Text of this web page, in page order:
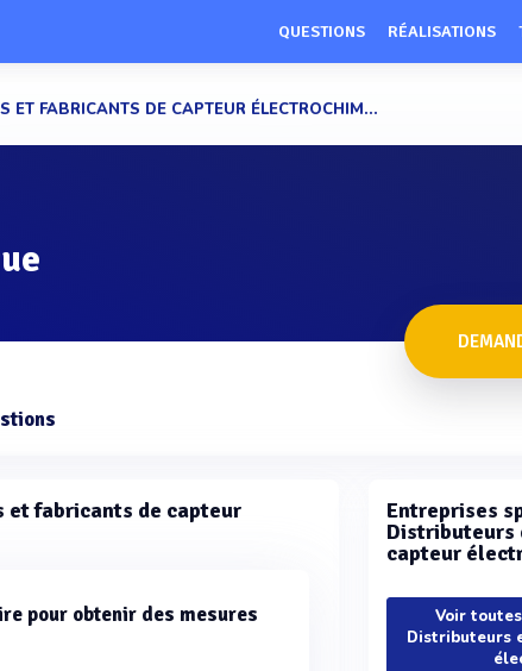
QUESTIONS RÉALISATIONS
ET FABRICANTS DE CAPTEUR ÉLECTROCHIM...
et fabricants de capteur
pour obtenir des mesures
Entreprises
Distributeurs
capteur
Voir
Distributeurs